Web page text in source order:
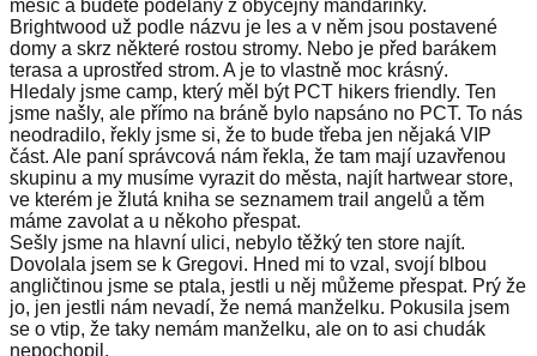
měsíc a budete podělaný z obyčejný mandarinky.
Brightwood už podle názvu je les a v něm jsou postavené
domy a skrz některé rostou stromy. Nebo je před barákem
terasa a uprostřed strom. A je to vlastně moc krásný.
Hledaly jsme camp, který měl být PCT hikers friendly. Ten
jsme našly, ale přímo na bráně bylo napsáno no PCT. To nás
neodradilo, řekly jsme si, že to bude třeba jen nějaká VIP
část. Ale paní správcová nám řekla, že tam mají uzavřenou
skupinu a my musíme vyrazit do města, najít hartwear store,
ve kterém je žlutá kniha se seznamem trail angelů a těm
máme zavolat a u někoho přespat.
Sešly jsme na hlavní ulici, nebylo těžký ten store najít.
Dovolala jsem se k Gregovi. Hned mi to vzal, svojí blbou
angličtinou jsme se ptala, jestli u něj můžeme přespat. Prý že
jo, jen jestli nám nevadí, že nemá manželku. Pokusila jsem
se o vtip, že taky nemám manželku, ale on to asi chudák
nepochopil.